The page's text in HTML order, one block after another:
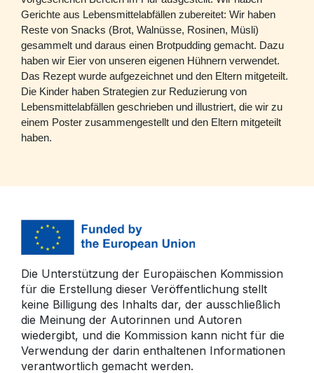
Gerichte aus Lebensmittelabfällen zubereitet: Wir haben
Reste von Snacks (Brot, Walnüsse, Rosinen, Müsli)
gesammelt und daraus einen Brotpudding gemacht. Dazu
haben wir Eier von unseren eigenen Hühnern verwendet.
Das Rezept wurde aufgezeichnet und den Eltern mitgeteilt.
Die Kinder haben Strategien zur Reduzierung von
Lebensmittelabfällen geschrieben und illustriert, die wir zu
einem Poster zusammengestellt und den Eltern mitgeteilt
haben.
Die Unterstützung der Europäischen Kommission
für die Erstellung dieser Veröffentlichung stellt
keine Billigung des Inhalts dar, der ausschließlich
die Meinung der Autorinnen und Autoren
wiedergibt, und die Kommission kann nicht für die
Verwendung der darin enthaltenen Informationen
verantwortlich gemacht werden.